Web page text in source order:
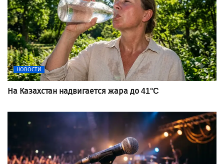
НОВОСТИ
На Казахстан надвигается жара до 41°C